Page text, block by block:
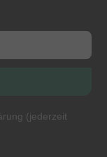
(jederzeit